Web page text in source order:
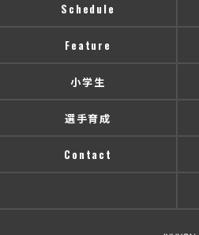
Schedule
Feature
小学生
選手育成
Contact